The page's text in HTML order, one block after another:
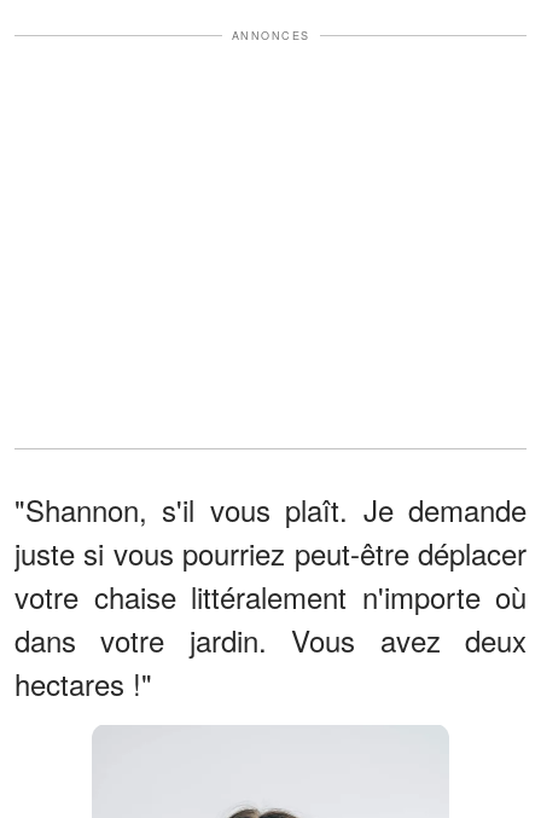
ANNONCES
"Shannon, s'il vous plaît. Je demande
juste si vous pourriez peut-être déplacer
votre chaise littéralement n'importe où
dans votre jardin. Vous avez deux
hectares !"